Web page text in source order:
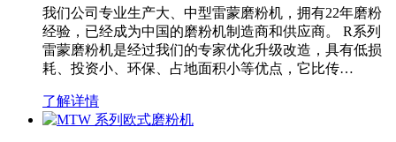
我们公司专业生产大、中型雷蒙磨粉机，拥有22年磨粉
经验，已经成为中国的磨粉机制造商和供应商。 R系列
雷蒙磨粉机是经过我们的专家优化升级改造，具有低损
耗、投资小、环保、占地面积小等优点，它比传…
了解详情